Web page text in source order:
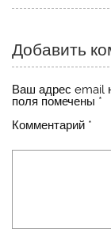
Добавить
Ваш адрес email
поля помечены *
Комментарий *